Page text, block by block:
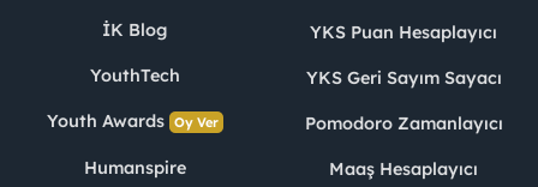
İK Blog
YouthTech
Youth Awards Oy Ver
Humanspire
YKS Puan Hesaplayıcı
YKS Geri Sayım Sayacı
Pomodoro Zamanlayıcı
Maaş Hesaplayıcı